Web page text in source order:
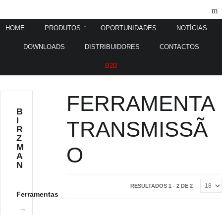
HOME PRODUTOS OPORTUNIDADES NOTÍCIAS
DOWNLOADS DISTRIBUIDORES CONTACTOS
B2B
Ferramentas Ferramenta Transmissão
FERRAMENTA
TRANSMISSÃ
O
RESULTADOS 1 - 2 DE 2
B
I
R
Z
M
A
N
Ferramentas